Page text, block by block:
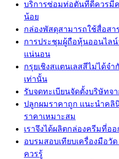
บริการซ่อมท่อตันที่ดีควรมีค
น้อย
กล่องพัสดุสามารถใช้สื่อสา
การประชุมผู้ถือหุ้นออนไล
แน่นอน
กรุยเชิงสแตนเลสสีไม่ได้จ
เท่านั้น
รับจดทะเบียนจัดตั้งบริษัทจ
ปลูกผมราคาถูก แนะนำคลิ
ราคาเหมาะสม
เราจึงได้ผลิตกล่องครีมที่
อบรมสอบเทียบเครื่องมือ
ควรรู้